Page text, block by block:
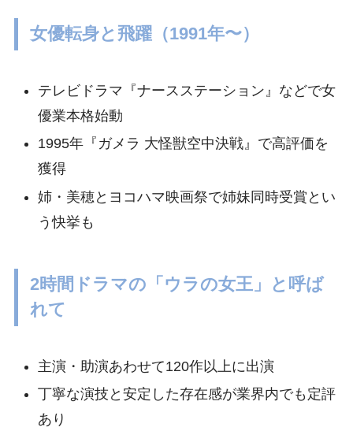
女優転身と飛躍（1991年〜）
テレビドラマ『ナースステーション』などで女
優業本格始動
1995年『ガメラ 大怪獣空中決戦』で高評価を
獲得
姉・美穂とヨコハマ映画祭で姉妹同時受賞とい
う快挙も
2時間ドラマの「ウラの女王」と呼ば
れて
主演・助演あわせて120作以上に出演
丁寧な演技と安定した存在感が業界内でも定評
あり